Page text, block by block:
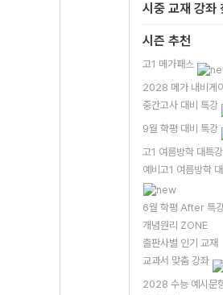
시중 교재 강좌
시즌 추천
고1 메가패스
2028 메가 내비게
중간고사 대비 특강
9월 학평 대비 특강
고1 여름방학 대특강
예비고1 여름방학
6월 학평 After 특
개념원리 ZONE
출판사별 인기 교재
교과서 맞춤 강좌
2028 수능 예시문